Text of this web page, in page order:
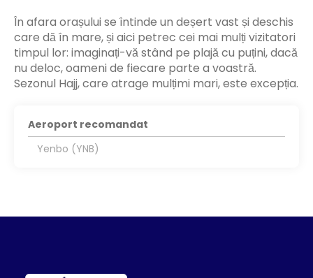
În afara orașului se întinde un deșert vast și deschis
care dă în mare, și aici petrec cei mai mulți vizitatori
timpul lor: imaginați-vă stând pe plajă cu puțini, dacă
nu deloc, oameni de fiecare parte a voastră.
Sezonul Hajj, care atrage mulțimi mari, este excepția.
Aeroport recomandat
Yenbo (YNB)